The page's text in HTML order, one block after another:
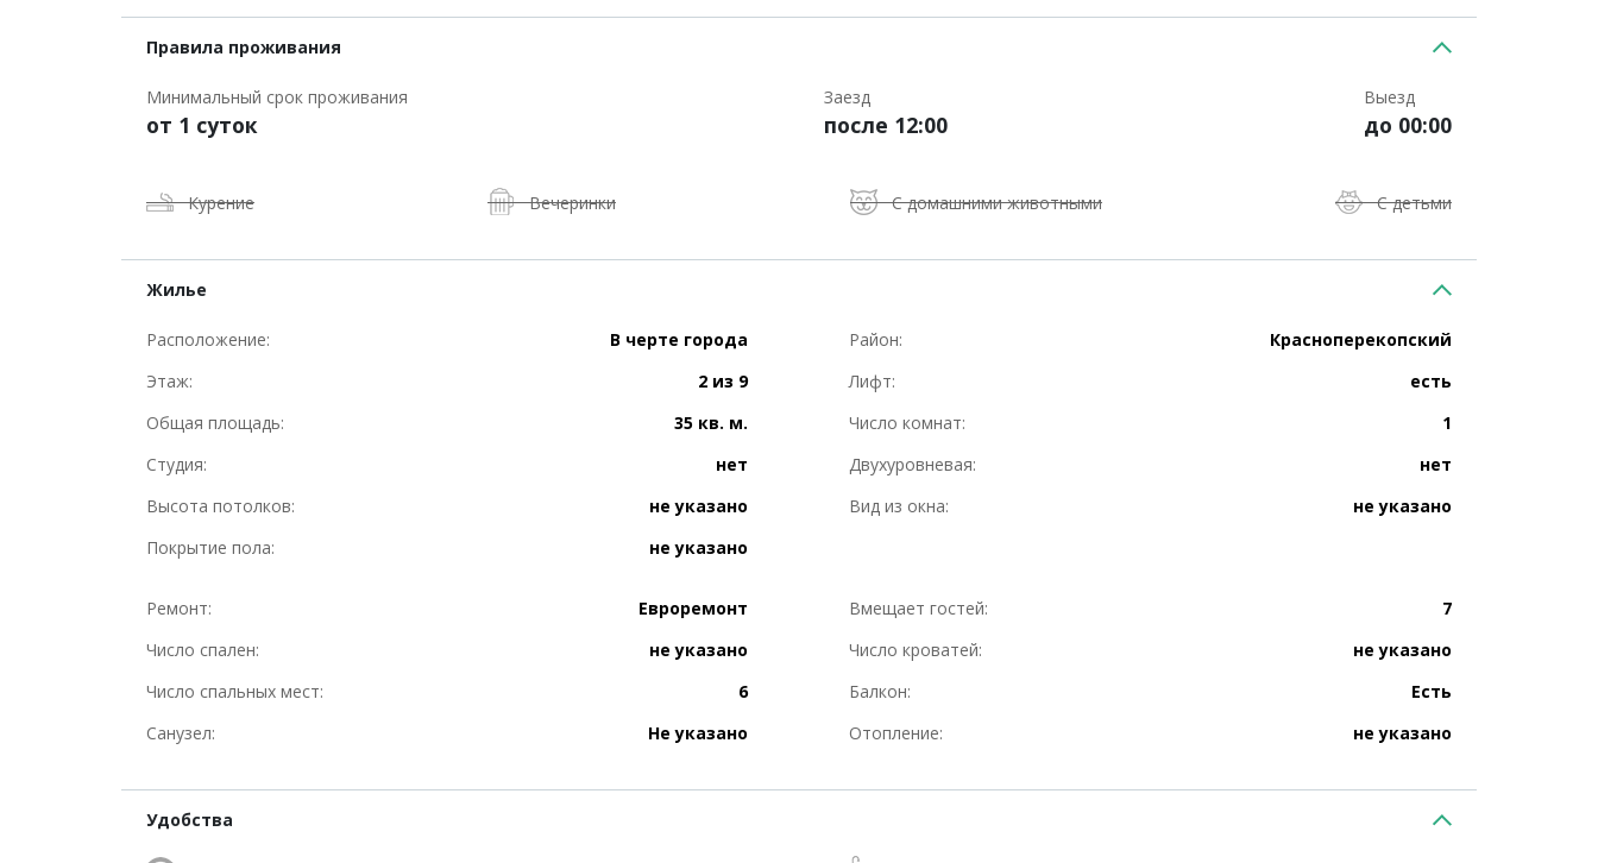
Правила проживания
Минимальный срок проживания
от 1 суток
Заезд
после 12:00
Выезд
до 00:00
Курение Вечеринки С домашними животными С детьми
Жилье
Расположение: В черте города Район:
Красноперекопский
Этаж:
2 из 9 Лифт:
есть
Общая площадь:
35 кв. м. Число комнат:
1
Студия:
нет Двухуровневая:
нет
Высота потолков:
не указано Вид из окна:
не указано
Покрытие пола:
не указано
Ремонт: Евроремонт Вмещает гостей:
7
Число спален:
не указано Число кроватей:
не указано
Число спальных мест:
6 Балкон:
Есть
Санузел:
Не указано Отопление: не указано
Удобства